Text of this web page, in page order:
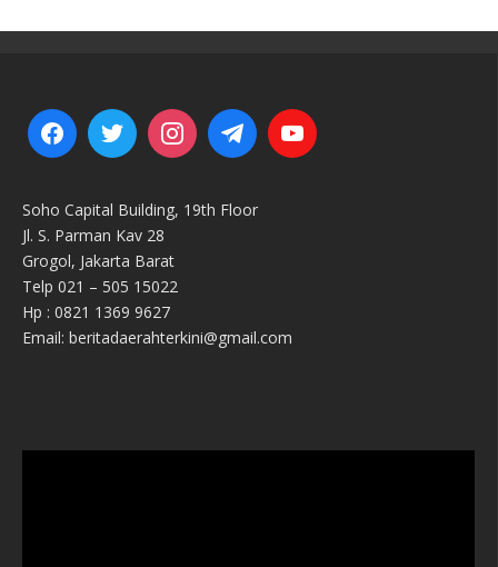
Soho Capital Building, 19th Floor
Jl. S. Parman Kav 28
Grogol, Jakarta Barat
Telp 021 – 505 15022
Hp : 0821 1369 9627
Email: beritadaerahterkini@gmail.com